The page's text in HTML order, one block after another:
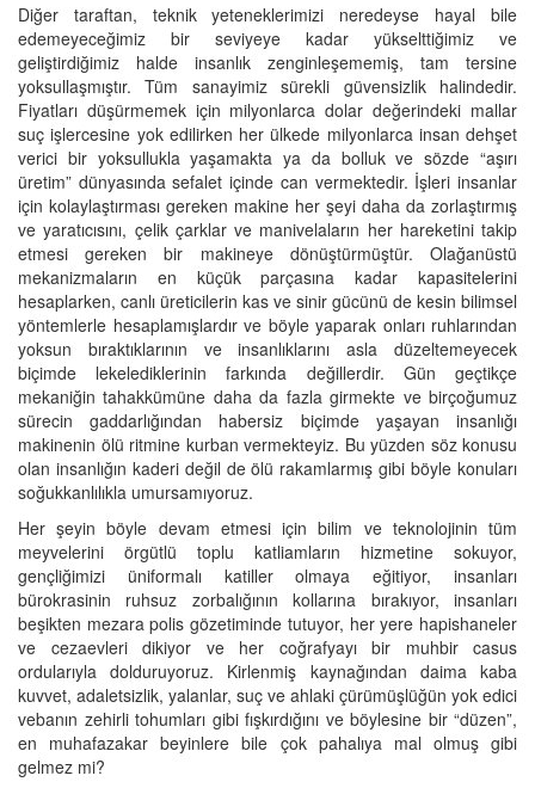
Diğer taraftan, teknik yeteneklerimizi neredeyse hayal bile
edemeyeceğimiz bir seviyeye kadar yükselttiğimiz ve
geliştirdiğimiz halde insanlık zenginleşememiş, tam tersine
yoksullaşmıştır. Tüm sanayimiz sürekli güvensizlik halindedir.
Fiyatları düşürmemek için milyonlarca dolar değerindeki mallar
suç işlercesine yok edilirken her ülkede milyonlarca insan dehşet
verici bir yoksullukla yaşamakta ya da bolluk ve sözde “aşırı
üretim” dünyasında sefalet içinde can vermektedir. İşleri insanlar
için kolaylaştırması gereken makine her şeyi daha da zorlaştırmış
ve yaratıcısını, çelik çarklar ve manivelaların her hareketini takip
etmesi gereken bir makineye dönüştürmüştür. Olağanüstü
mekanizmaların en küçük parçasına kadar kapasitelerini
hesaplarken, canlı üreticilerin kas ve sinir gücünü de kesin bilimsel
yöntemlerle hesaplamışlardır ve böyle yaparak onları ruhlarından
yoksun bıraktıklarının ve insanlıklarını asla düzeltemeyecek
biçimde lekelediklerinin farkında değillerdir. Gün geçtikçe
mekaniğin tahakkümüne daha da fazla girmekte ve birçoğumuz
sürecin gaddarlığından habersiz biçimde yaşayan insanlığı
makinenin ölü ritmine kurban vermekteyiz. Bu yüzden söz konusu
olan insanlığın kaderi değil de ölü rakamlarmış gibi böyle konuları
soğukkanlılıkla umursamıyoruz.
Her şeyin böyle devam etmesi için bilim ve teknolojinin tüm
meyvelerini örgütlü toplu katliamların hizmetine sokuyor,
gençliğimizi üniformalı katiller olmaya eğitiyor, insanları
bürokrasinin ruhsuz zorbalığının kollarına bırakıyor, insanları
beşikten mezara polis gözetiminde tutuyor, her yere hapishaneler
ve cezaevleri dikiyor ve her coğrafyayı bir muhbir casus
ordularıyla dolduruyoruz. Kirlenmiş kaynağından daima kaba
kuvvet, adaletsizlik, yalanlar, suç ve ahlaki çürümüşlüğün yok edici
vebanın zehirli tohumları gibi fışkırdığını ve böylesine bir “düzen”,
en muhafazakar beyinlere bile çok pahalıya mal olmuş gibi
gelmez mi?